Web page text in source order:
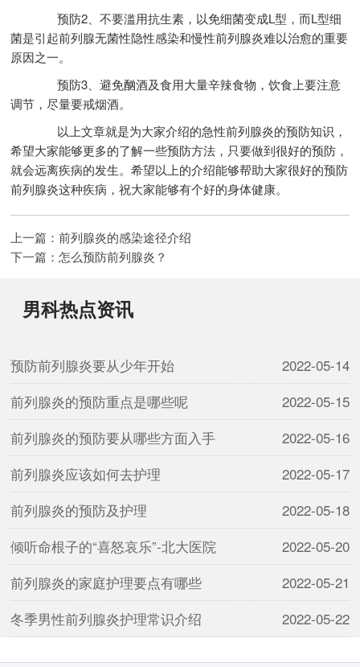
预防2、不要滥用抗生素，以免细菌变成L型，而L型细
菌是引起前列腺无菌性隐性感染和慢性前列腺炎难以治愈的重要
原因之一。
预防3、避免酗酒及食用大量辛辣食物，饮食上要注意
调节，尽量要戒烟酒。
以上文章就是为大家介绍的急性前列腺炎的预防知识，
希望大家能够更多的了解一些预防方法，只要做到很好的预防，
就会远离疾病的发生。希望以上的介绍能够帮助大家很好的预防
前列腺炎这种疾病，祝大家能够有个好的身体健康。
上一篇：前列腺炎的感染途径介绍
下一篇：怎么预防前列腺炎？
男科热点资讯
预防前列腺炎要从少年开始
2022-05-14
前列腺炎的预防重点是哪些呢
2022-05-15
前列腺炎的预防要从哪些方面入手
2022-05-16
前列腺炎应该如何去护理
2022-05-17
前列腺炎的预防及护理
2022-05-18
倾听命根子的“喜怒哀乐”-北大医院
2022-05-20
前列腺炎的家庭护理要点有哪些
2022-05-21
冬季男性前列腺炎护理常识介绍
2022-05-22